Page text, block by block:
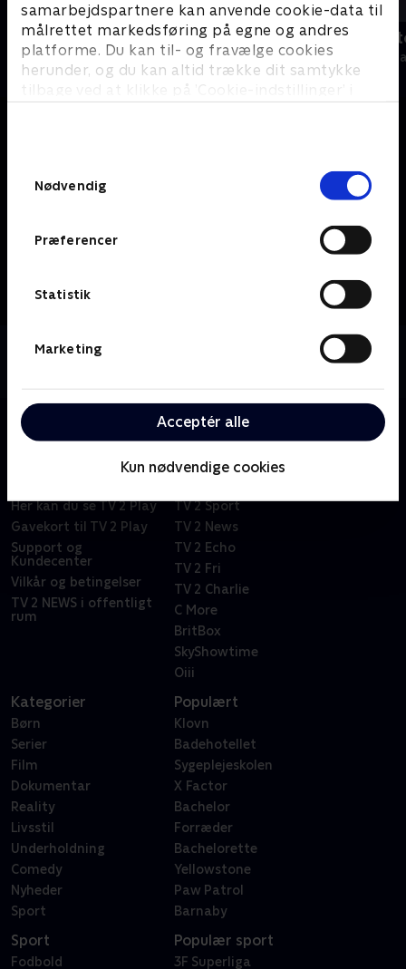
samarbejdspartnere kan anvende cookie-data til
målrettet markedsføring på egne og andres
platforme. Du kan til- og fravælge cookies
herunder, og du kan altid trække dit samtykke
tilbage ved at klikke på ’Cookie-indstillinger’ i
Nødvendig
Præferencer
Statistik
Marketing
Acceptér alle
Kun nødvendige cookies
19 News
Nyheder Nyheder &
Om TV2 Bornholm
Her kan du se TV 2 Play
Gavekort til TV 2 Play
Support og
Kundecenter
Vilkår og betingelser
TV 2 NEWS i offentligt
rum
Kanaler
TV 2 Sport
TV 2 News
TV 2 Echo
TV 2 Fri
TV 2 Charlie
C More
BritBox
SkyShowtime
Oiii
Kategorier
Børn
Serier
Film
Dokumentar
Reality
Livsstil
Underholdning
Comedy
Nyheder
Sport
Populært
Klovn
Badehotellet
Sygeplejeskolen
X Factor
Bachelor
Forræder
Bachelorette
Yellowstone
Paw Patrol
Barnaby
Sport
Fodbold
Populær sport
3F Superliga